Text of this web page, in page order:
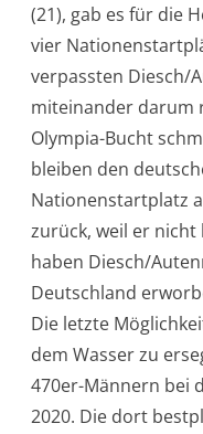
(21), gab es für die
vier
verpassten Diesch/
miteinander darum
Olympia-Bucht
bleiben den
Nationenstartplatz
zurück, weil er
haben Diesch/
Deutschland
Die letzte
dem Wasser zu
470er-Männern bei
2020. Die dort